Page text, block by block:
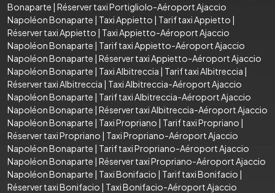
Bonaparte | Réserver taxi Portigliolo-Aéroport Ajaccio
Napoléon Bonaparte | Taxi Appietto | Tarif taxi Appietto |
Réserver taxi Appietto | Taxi Appietto-Aéroport Ajaccio
Napoléon Bonaparte | Tarif taxi Appietto-Aéroport Ajaccio
Napoléon Bonaparte | Réserver taxi Appietto-Aéroport Ajaccio
Napoléon Bonaparte | Taxi Albitreccia | Tarif taxi Albitreccia |
Réserver taxi Albitreccia | Taxi Albitreccia-Aéroport Ajaccio
Napoléon Bonaparte | Tarif taxi Albitreccia-Aéroport Ajaccio
Napoléon Bonaparte | Réserver taxi Albitreccia-Aéroport Ajaccio
Napoléon Bonaparte | Taxi Propriano | Tarif taxi Propriano |
Réserver taxi Propriano | Taxi Propriano-Aéroport Ajaccio
Napoléon Bonaparte | Tarif taxi Propriano-Aéroport Ajaccio
Napoléon Bonaparte | Réserver taxi Propriano-Aéroport Ajaccio
Napoléon Bonaparte | Taxi Bonifacio | Tarif taxi Bonifacio |
Réserver taxi Bonifacio | Taxi Bonifacio-Aéroport Ajaccio